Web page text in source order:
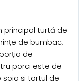
principal turtă de
de bumbac,
de
porci este de
soia și tortul de